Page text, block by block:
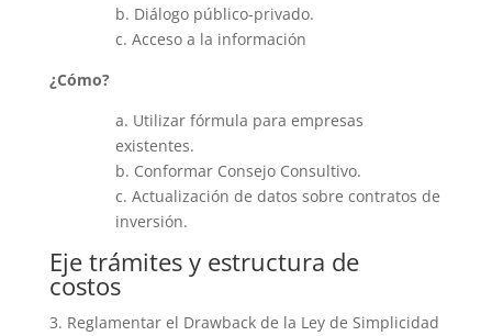
b. Diálogo público-privado.
c. Acceso a la información
¿Cómo?
a. Utilizar fórmula para empresas
existentes.
b. Conformar Consejo Consultivo.
c. Actualización de datos sobre contratos de
inversión.
Eje trámites y estructura de
costos
Reglamentar el Drawback de la Ley de Simplicidad